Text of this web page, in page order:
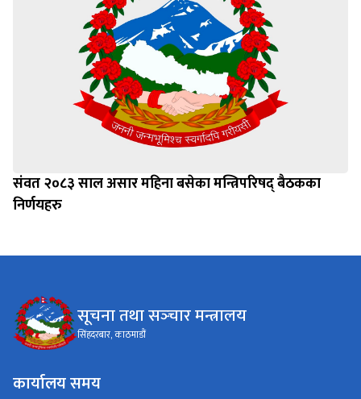
संवत २०८३ साल असार महिना बसेका मन्त्रिपरिषद् बैठकका
निर्णयहरु
सूचना तथा सञ्‍चार मन्त्रालय
सिंहदरबार, काठमाडौं
कार्यालय समय